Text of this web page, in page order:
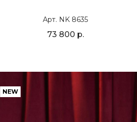
Арт. NK 8635
73 800 р.
NEW